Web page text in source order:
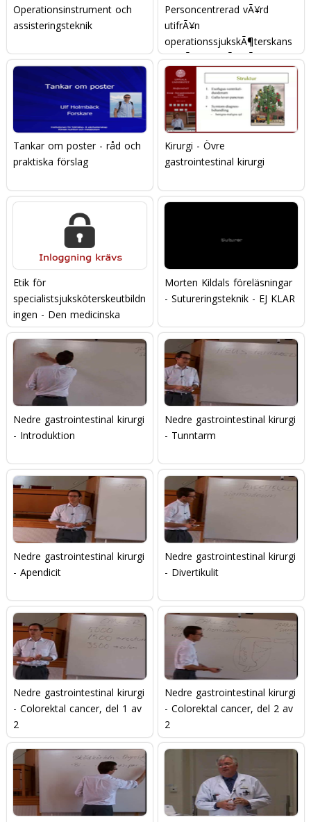
Operationsinstrument och
assisteringsteknik
Personcentrerad vÃ¥rd
utifrÃ¥n
operationssjukskÃ¶terskans
omvÃ¥rdnadsÃ¥tgÃ¤rder
Tankar om poster - råd och
praktiska förslag
Kirurgi - Övre
gastrointestinal kirurgi
Etik för
specialistsjuksköterskeutbildn
ingen - Den medicinska
etikens individualism
Morten Kildals föreläsningar
- Sutureringsteknik - EJ KLAR
Nedre gastrointestinal kirurgi
- Introduktion
Nedre gastrointestinal kirurgi
- Tunntarm
Nedre gastrointestinal kirurgi
- Apendicit
Nedre gastrointestinal kirurgi
- Divertikulit
Nedre gastrointestinal kirurgi
- Colorektal cancer, del 1 av
2
Nedre gastrointestinal kirurgi
- Colorektal cancer, del 2 av
2